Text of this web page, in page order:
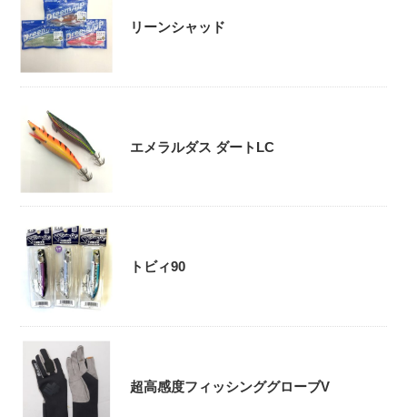
リーンシャッド
エメラルダス ダートLC
トビィ90
超高感度フィッシンググローブV